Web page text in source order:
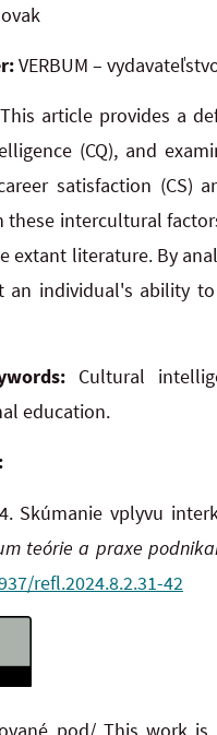
VERBUM –
This article provides a
(CQ), and
satisfaction (CS)
intercultural
extant literature. By
an individual's ability
Cultural
education.
Skúmanie vplyvu
teórie a praxe
refl.2024.8.2.31-42